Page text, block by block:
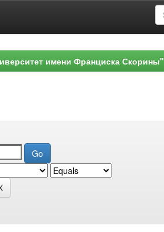
имени Франциска Скорины"